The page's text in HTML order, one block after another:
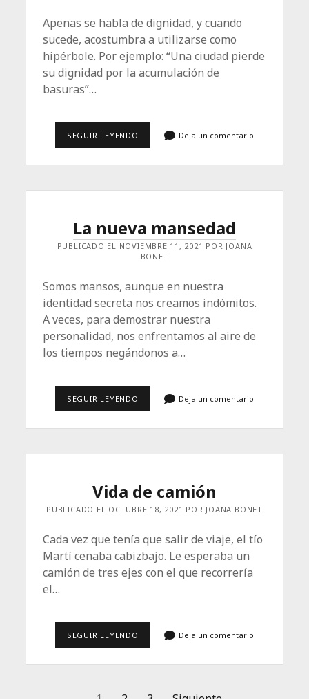
Apenas se habla de dignidad, y cuando
sucede, acostumbra a utilizarse como
hipérbole. Por ejemplo: “Una ciudad pierde
su dignidad por la acumulación de
basuras”…
SEGUIR LEYENDO Deja un comentario
La nueva mansedad
PUBLICADO EL NOVIEMBRE 11, 2021 POR JOANA
BONET
Somos mansos, aunque en nuestra
identidad secreta nos creamos indómitos.
A veces, para demostrar nuestra
personalidad, nos enfrentamos al aire de
los tiempos negándonos a…
SEGUIR LEYENDO Deja un comentario
Vida de camión
PUBLICADO EL OCTUBRE 18, 2021 POR JOANA BONET
Cada vez que tenía que salir de viaje, el tío
Martí cenaba cabizbajo. Le esperaba un
camión de tres ejes con el que recorrería
el…
SEGUIR LEYENDO Deja un comentario